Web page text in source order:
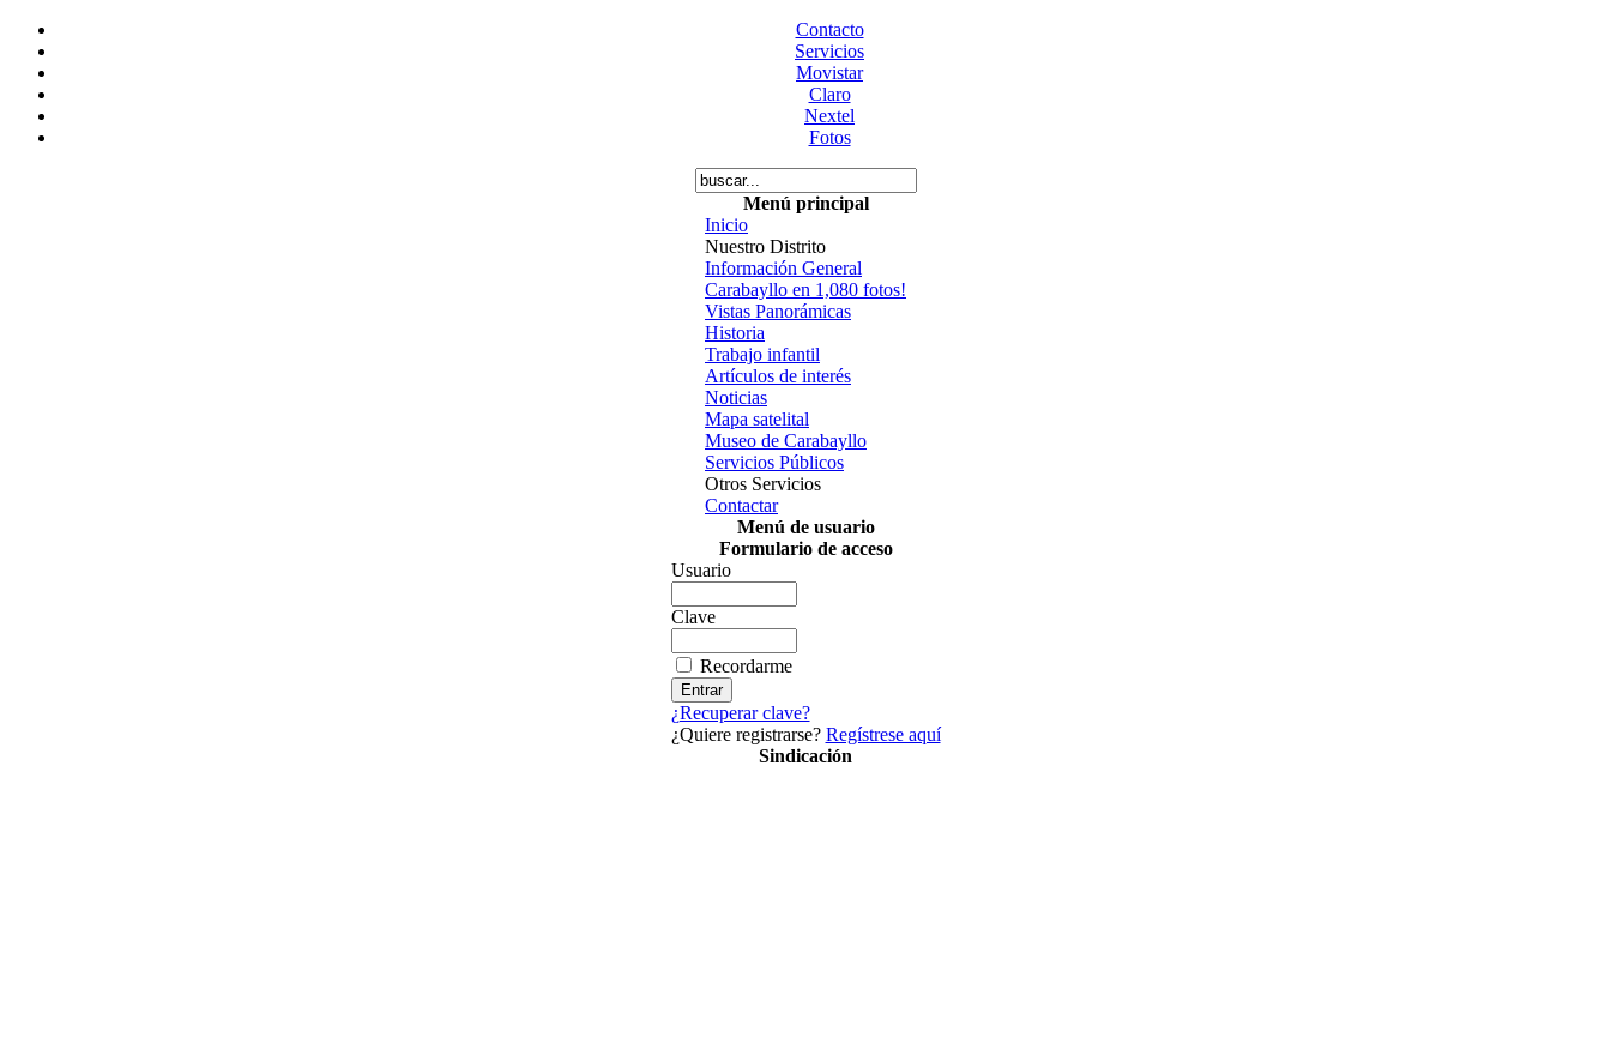
Contacto
Servicios
Movistar
Claro
Nextel
Fotos
Menú principal
Inicio
Nuestro Distrito
Información General
Carabayllo en 1,080 fotos!
Vistas Panorámicas
Historia
Trabajo infantil
Artículos de interés
Noticias
Mapa satelital
Museo de Carabayllo
Servicios Públicos
Otros Servicios
Contactar
Menú de usuario
Formulario de acceso
Usuario
Clave
Recordarme
¿Recuperar clave?
¿Quiere registrarse? Regístrese aquí
Sindicación